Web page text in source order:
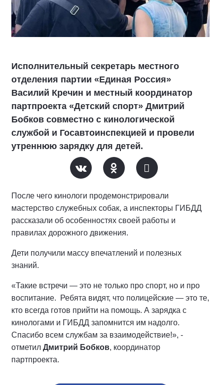
Исполнительный секретарь местного
отделения партии «Единая Россия»
Василий Кречин и местный координатор
партпроекта «Детский спорт» Дмитрий
Бобков совместно с кинологической
службой и Госавтоинспекцией и провели
утреннюю зарядку для детей.
После чего кинологи продемонстрировали
мастерство служебных собак, а инспекторы ГИБДД
рассказали об особенностях своей работы и
правилах дорожного движения.
Дети получили массу впечатлений и полезных
знаний.
«Такие встречи — это не только про спорт, но и про
воспитание. Ребята видят, что полицейские — это те,
кто всегда готов прийти на помощь. А зарядка с
кинологами и ГИБДД запомнится им надолго.
Спасибо всем службам за взаимодействие!», -
отметил Дмитрий Бобков, координатор
партпроекта.